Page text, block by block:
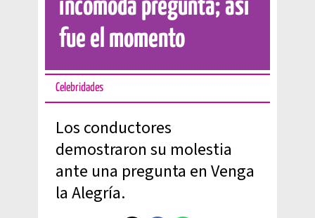
incómoda pregunta; así
fue el momento
Celebridades
Los conductores
demostraron su molestia
ante una pregunta en Venga
la Alegría.